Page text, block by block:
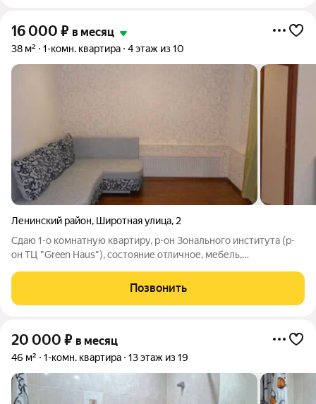
16 000 ₽ в месяц
38 м² 1-комн. квартира 4 этаж из 10
Ленинский район, Широтная улица, 2
Сдаю 1-о комнатную квартиру, р-он Зонального института (р-
он ТЦ "Green Haus"), состояние отличное, мебель,
платежи. Фотографии настоящие.
Позвонить
20 000 ₽ в месяц
46 м² 1-комн. квартира 13 этаж из 19